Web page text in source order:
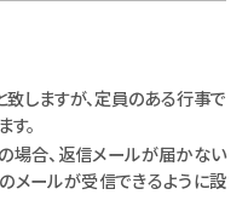
しますが、定員のある行事で
。
場合、返信メールが届かない
メールが受信できるように設